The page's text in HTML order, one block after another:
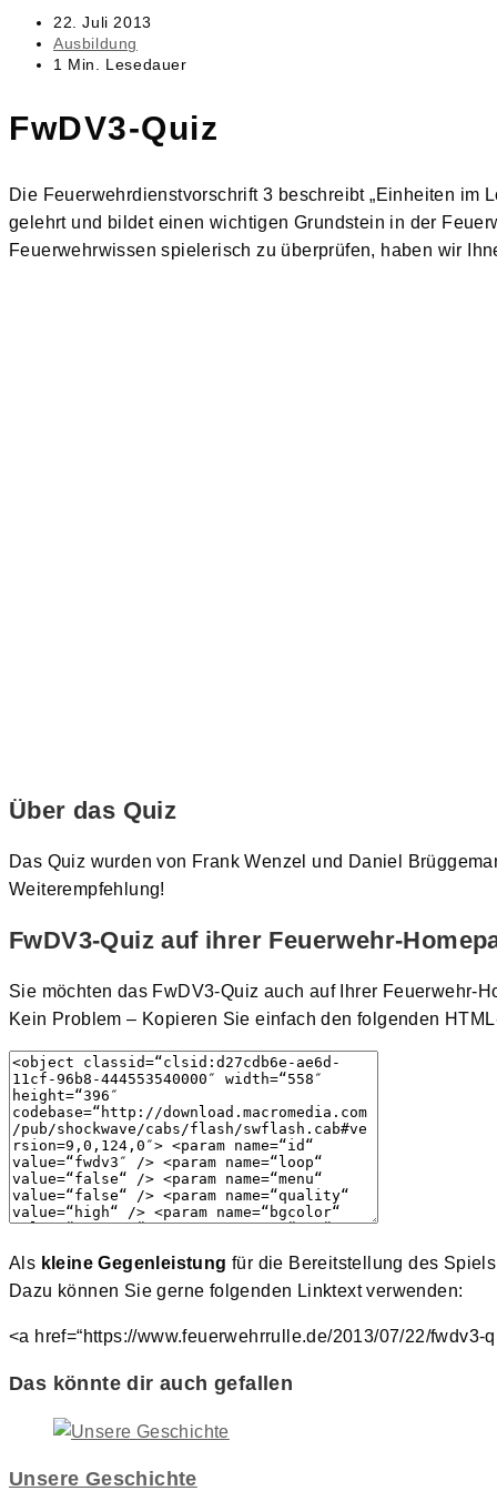
Beitrag
veröffentlicht:
22. Juli 2013
Beitrags-
Kategorie:
Ausbildung
Lesedauer:
1 Min. Lesedauer
FwDV3-Quiz
Die Feuerwehrdienstvorschrift 3 beschreibt „Einheiten im
gelehrt und bildet einen wichtigen Grundstein in der
Feuerwehrwissen spielerisch zu überprüfen, haben wir
Über das Quiz
Das Quiz wurden von Frank Wenzel und Daniel
Weiterempfehlung!
FwDV3-Quiz auf ihrer Feuerwehr-
Sie möchten das FwDV3-Quiz auch auf Ihrer Feuerwehr-
Kein Problem – Kopieren Sie einfach den folgenden
Als kleine Gegenleistungfür die Bereitstellung des
Dazu können Sie gerne folgenden Linktext verwenden:
<a href=“https://www.feuerwehrrulle.de/2013/07/22/fwdv3-
Das könnte dir auch gefallen
Unsere Geschichte